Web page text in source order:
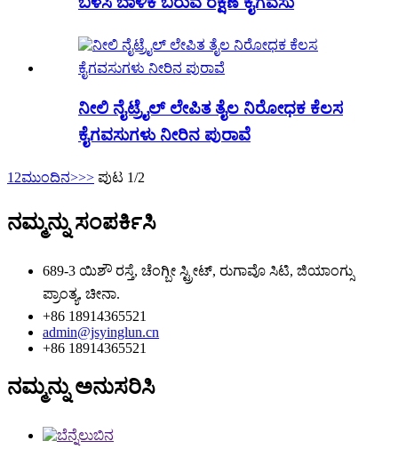
ನೀಲಿ ನೈಟ್ರೈಲ್ ಲೇಪಿತ ತೈಲ ನಿರೋಧಕ ಕೆಲಸ
ಕೈಗವಸುಗಳು ನೀರಿನ ಪುರಾವೆ
1 2ಮುಂದಿನ>>> ಪುಟ 1/2
ನಮ್ಮನ್ನು ಸಂಪರ್ಕಿಸಿ
689-3 ಯಿಶೌ ರಸ್ತೆ, ಚೆಂಗ್ಬೀ ಸ್ಟ್ರೀಟ್, ರುಗಾವೊ ಸಿಟಿ, ಜಿಯಾಂಗ್ಸು
ಪ್ರಾಂತ್ಯ, ಚೀನಾ.
+86 18914365521
admin@jsyinglun.cn
+86 18914365521
ನಮ್ಮನ್ನು ಅನುಸರಿಸಿ